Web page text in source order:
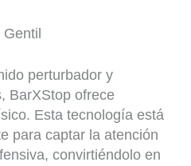
perturbador y
BarXStop ofrece
Esta tecnología está
para captar la atención
convirtiéndolo en